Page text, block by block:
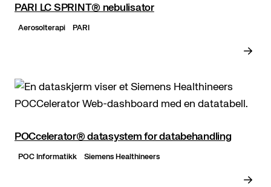
PARI LC SPRINT® nebulisator
Aerosolterapi PARI
POCcelerator® datasystem for databehandling
POC Informatikk Siemens Healthineers